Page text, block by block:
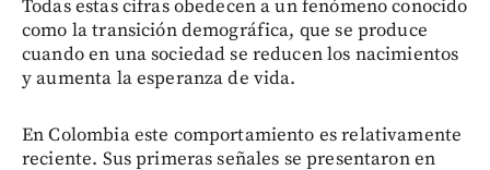
Todas estas cifras obedecen a un fenómeno conocido
como la transición demográfica, que se produce
cuando en una sociedad se reducen los nacimientos
y aumenta la esperanza de vida.
En Colombia este comportamiento es relativamente
reciente. Sus primeras señales se presentaron en